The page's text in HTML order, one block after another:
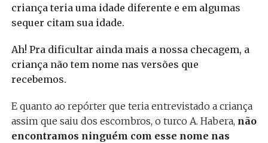
criança teria uma idade diferente e em algumas
sequer citam sua idade.
Ah! Pra dificultar ainda mais a nossa checagem, a
criança não tem nome nas versões que
recebemos.
E quanto ao repórter que teria entrevistado a criança
assim que saiu dos escombros, o turco A. Habera, não
encontramos ninguém com esse nome nas